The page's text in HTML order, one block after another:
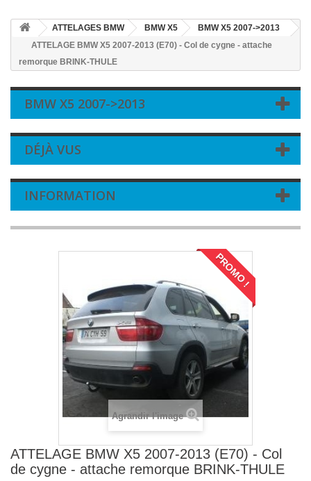
ATTELAGES BMW BMW X5
BMW X5 2007->2013
ATTELAGE BMW X5 2007-2013 (E70) - Col de cygne - attache
remorque BRINK-THULE
BMW X5 2007->2013
DÉJÀ VUS
INFORMATION
PROMO !
Agrandir l'image
ATTELAGE BMW X5 2007-2013 (E70) - Col
de cygne - attache remorque BRINK-THULE